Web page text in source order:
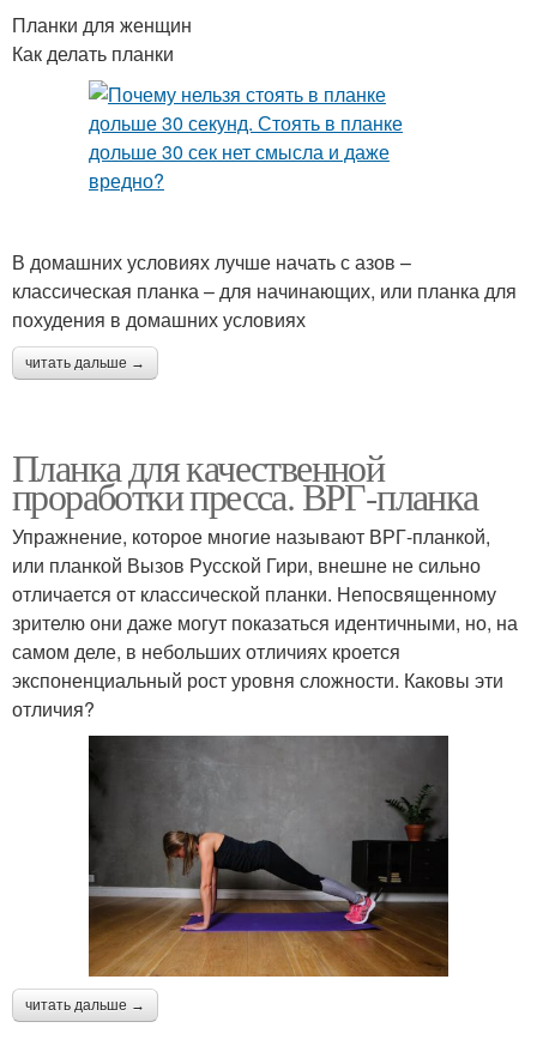
Планки для женщин
Как делать планки
В домашних условиях лучше начать с азов –
классическая планка – для начинающих, или планка для
похудения в домашних условиях
читать дальше →
Планка для качественной
проработки пресса. ВРГ-планка
Упражнение, которое многие называют ВРГ-планкой,
или планкой Вызов Русской Гири, внешне не сильно
отличается от классической планки. Непосвященному
зрителю они даже могут показаться идентичными, но, на
самом деле, в небольших отличиях кроется
экспоненциальный рост уровня сложности. Каковы эти
отличия?
читать дальше →